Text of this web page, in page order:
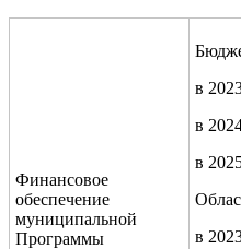
Финансовое
обеспечение
муниципальной
Программы
в
в
в
в